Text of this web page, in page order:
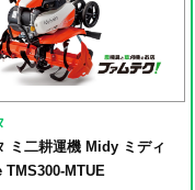
ミ二耕運機 Midy ミディ
TMS300-MTUE